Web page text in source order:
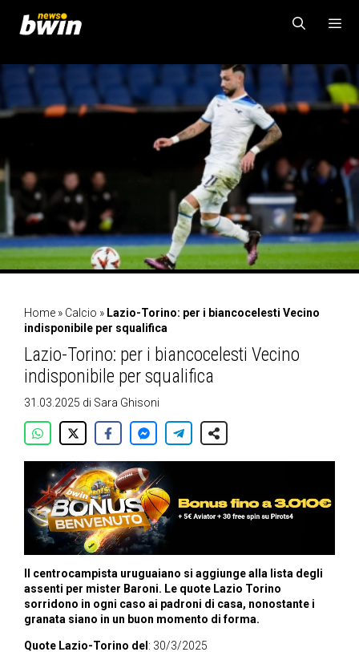
contenuto
MENU
Home » Calcio » Lazio-Torino: per i biancocelesti Vecino
indisponibile per squalifica
Lazio-Torino: per i biancocelesti Vecino
indisponibile per squalifica
31.03.2025 di Sara Ghisoni
Il centrocampista uruguaiano si aggiunge alla lista degli
assenti per mister Baroni. Le quote Lazio Torino
sorridono in ogni caso ai padroni di casa, nonostante i
granata siano in un buon momento di forma.
Quote Lazio-Torino del : 30/3/2025